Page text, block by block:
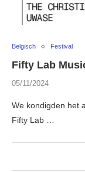
Belgisch Festival
Fifty Lab
05/11/2024
We kondigden het
Fifty Lab …